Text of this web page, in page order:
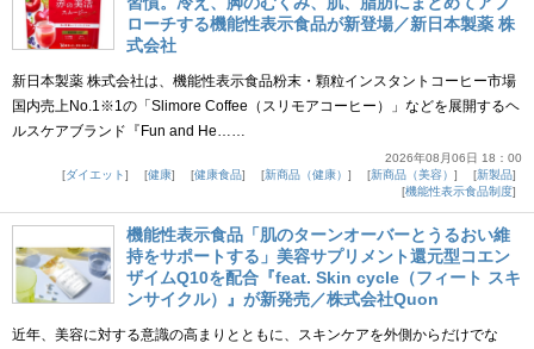
ローチする機能性表示食品が新登場／新日本製薬 株
式会社
新日本製薬 株式会社は、機能性表示食品粉末・顆粒インスタントコーヒー市場
国内売上No.1※1の「Slimore Coffee（スリモアコーヒー）」などを展開するヘ
ルスケアブランド『Fun and He……
2026年08月06日 18：00
ダイエット
健康 健康食品 新商品（健康） 新商品（美容）
新製品
機能性表示食品制度
機能性表示食品「肌のターンオーバーとうるおい維
持をサポートする」美容サプリメント還元型コエン
ザイムQ10を配合『feat. Skin cycle（フィート スキ
ンサイクル）』が新発売／株式会社Quon
近年、美容に対する意識の高まりとともに、スキンケアを外側からだけでな